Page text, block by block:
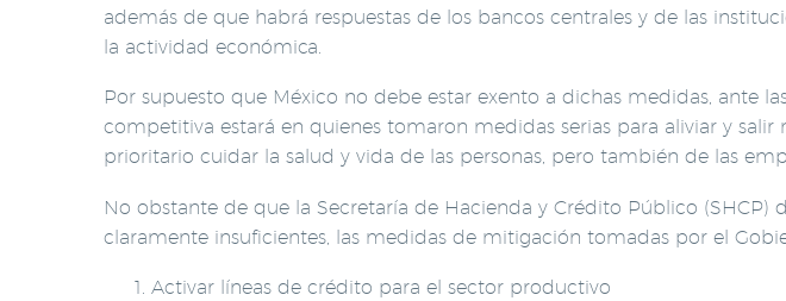
además de que habrá respuestas de los bancos centrales y de las
la actividad económica.
Por supuesto que México no debe estar exento a dichas medidas, ante
competitiva estará en quienes tomaron medidas serias para aliviar y
prioritario cuidar la salud y vida de las personas, pero también de las
No obstante de que la Secretaría de Hacienda y Crédito Público
claramente insuficientes, las medidas de mitigación tomadas por el
Activar líneas de crédito para el sector productivo